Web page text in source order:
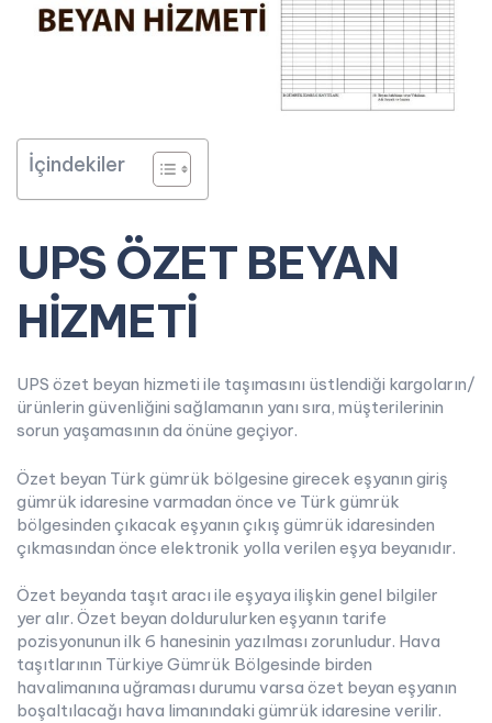
İçindekiler
UPS ÖZET BEYAN
HİZMETİ
UPS özet beyan hizmeti ile taşımasını üstlendiği kargoların/
ürünlerin güvenliğini sağlamanın yanı sıra, müşterilerinin
sorun yaşamasının da önüne geçiyor.
Özet beyan Türk gümrük bölgesine girecek eşyanın giriş
gümrük idaresine varmadan önce ve Türk gümrük
bölgesinden çıkacak eşyanın çıkış gümrük idaresinden
çıkmasından önce elektronik yolla verilen eşya beyanıdır.
Özet beyanda taşıt aracı ile eşyaya ilişkin genel bilgiler
yer alır. Özet beyan doldurulurken eşyanın tarife
pozisyonunun ilk 6 hanesinin yazılması zorunludur. Hava
taşıtlarının Türkiye Gümrük Bölgesinde birden
havalimanına uğraması durumu varsa özet beyan eşyanın
boşaltılacağı hava limanındaki gümrük idaresine verilir.